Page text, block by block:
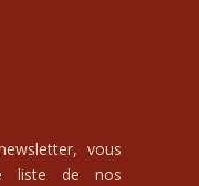
vous
liste de nos